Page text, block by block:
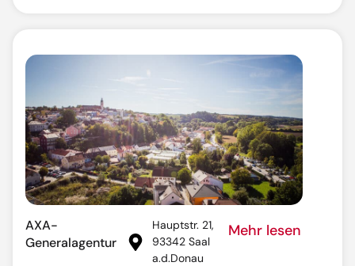
AXA-
Generalagentur
Hauptstr. 21,
93342 Saal
a.d.Donau
Mehr lesen